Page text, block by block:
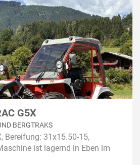
G5X
BERGTRAKS
Bereifung: 31x15.50-15,
ist lagernd in Eben im